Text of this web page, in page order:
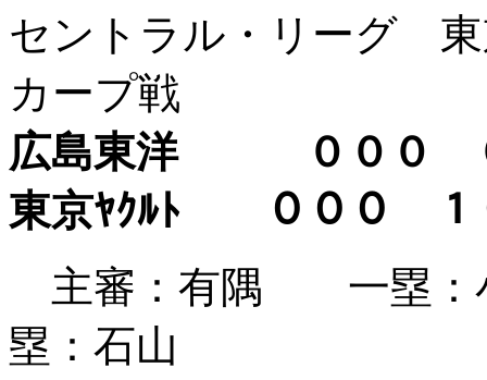
セントラル・リーグ 東
カープ戦
広島東洋 ００
東京ﾔｸﾙﾄ ０００
主審：有隅 一塁
塁：石山